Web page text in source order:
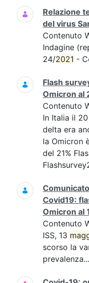
Relazione
del virus
Contenuto
Indagine
24/2021 -
Flash
Omicron al
Contenuto
In Italia il
delta era
la Omicron
del 21%
Covid19:
Omicron al
Contenuto
ISS, 13
scorso la